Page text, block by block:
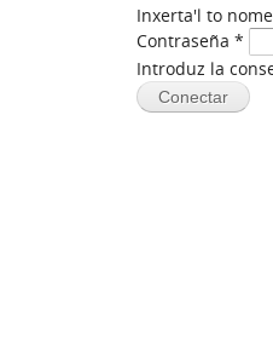
Inxerta'l to
Contraseña *
Introduz la